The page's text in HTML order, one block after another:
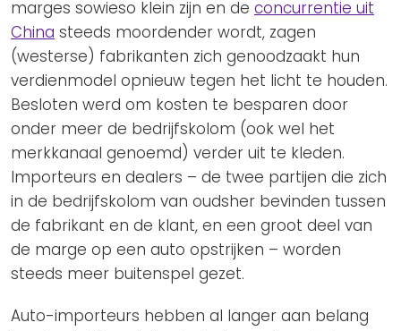
marges sowieso klein zijn en de concurrentie uit
China steeds moordender wordt, zagen
(westerse) fabrikanten zich genoodzaakt hun
verdienmodel opnieuw tegen het licht te houden.
Besloten werd om kosten te besparen door
onder meer de bedrijfskolom (ook wel het
merkkanaal genoemd) verder uit te kleden.
Importeurs en dealers – de twee partijen die zich
in de bedrijfskolom van oudsher bevinden tussen
de fabrikant en de klant, en een groot deel van
de marge op een auto opstrijken – worden
steeds meer buitenspel gezet.
Auto-importeurs hebben al langer aan belang